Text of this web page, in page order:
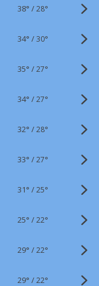
38° /28°
34° /30°
35° /27°
34° /27°
32° /28°
33° /27°
31° /25°
25° /22°
29° /22°
29° /22°